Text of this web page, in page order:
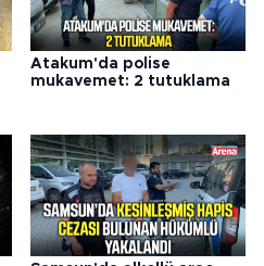
Atakum'da polise
mukavemet: 2 tutuklama